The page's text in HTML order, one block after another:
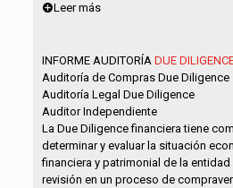
Leer más
INFORME AUDITORÍA DUE
Auditoría de Compras Due Diligence
Auditoría Legal Due Diligence
Auditor Independiente
La Due Diligence financiera tiene
determinar y evaluar la situación
financiera y patrimonial de la
revisión en un proceso de